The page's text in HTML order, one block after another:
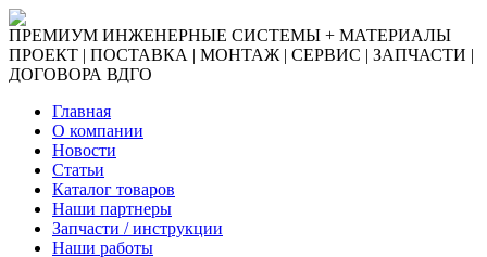
ПРЕМИУМ ИНЖЕНЕРНЫЕ СИСТЕМЫ + МАТЕРИАЛЫ
ПРОЕКТ | ПОСТАВКА | МОНТАЖ | СЕРВИС | ЗАПЧАСТИ |
ДОГОВОРА ВДГО
Главная
О компании
Новости
Статьи
Каталог товаров
Наши партнеры
Запчасти / инструкции
Наши работы